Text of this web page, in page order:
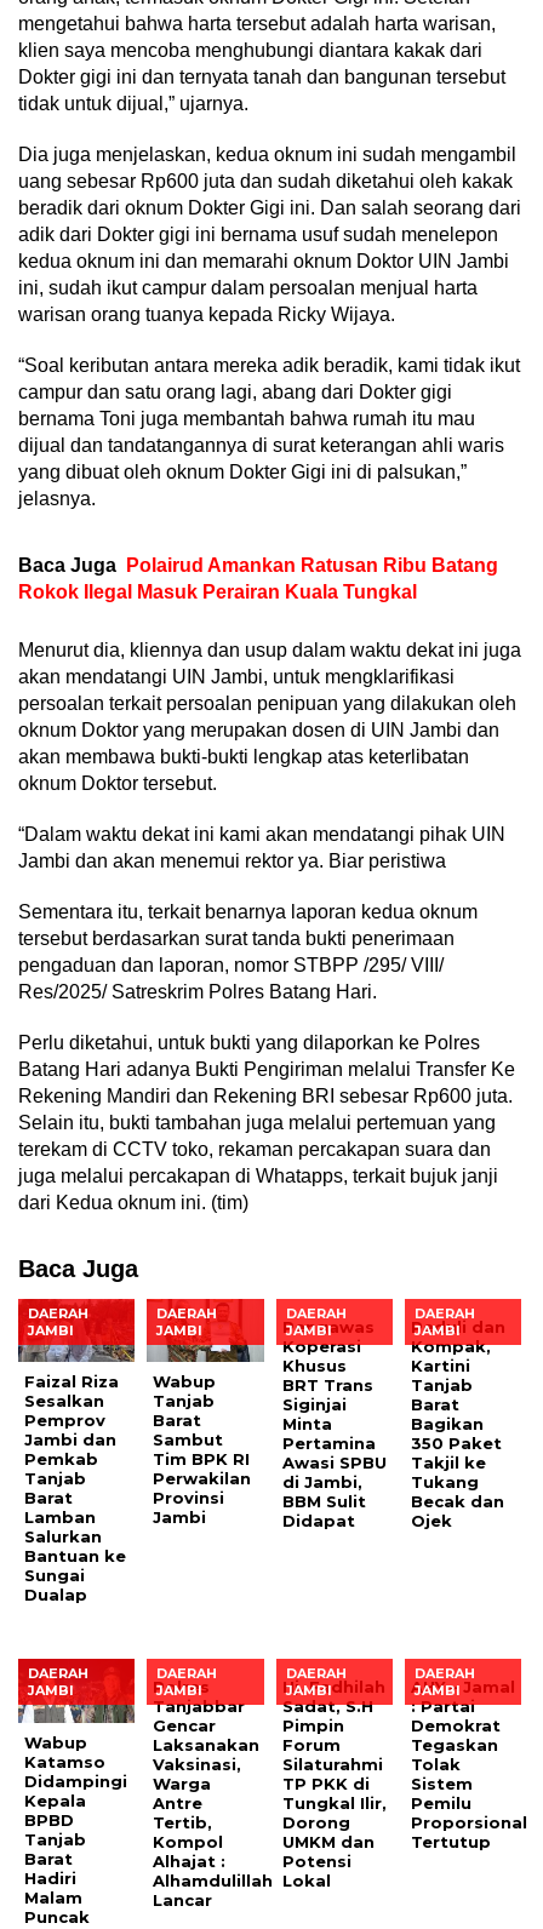
mengetahui bahwa harta tersebut adalah harta warisan,
klien saya mencoba menghubungi diantara kakak dari
Dokter gigi ini dan ternyata tanah dan bangunan tersebut
tidak untuk dijual,” ujarnya.
Dia juga menjelaskan, kedua oknum ini sudah mengambil
uang sebesar Rp600 juta dan sudah diketahui oleh kakak
beradik dari oknum Dokter Gigi ini. Dan salah seorang dari
adik dari Dokter gigi ini bernama usuf sudah menelepon
kedua oknum ini dan memarahi oknum Doktor UIN Jambi
ini, sudah ikut campur dalam persoalan menjual harta
warisan orang tuanya kepada Ricky Wijaya.
“Soal keributan antara mereka adik beradik, kami tidak ikut
campur dan satu orang lagi, abang dari Dokter gigi
bernama Toni juga membantah bahwa rumah itu mau
dijual dan tandatangannya di surat keterangan ahli waris
yang dibuat oleh oknum Dokter Gigi ini di palsukan,”
jelasnya.
Baca Juga
Polairud Amankan Ratusan Ribu Batang
Rokok Ilegal Masuk Perairan Kuala Tungkal
Menurut dia, kliennya dan usup dalam waktu dekat ini juga
akan mendatangi UIN Jambi, untuk mengklarifikasi
persoalan terkait persoalan penipuan yang dilakukan oleh
oknum Doktor yang merupakan dosen di UIN Jambi dan
akan membawa bukti-bukti lengkap atas keterlibatan
oknum Doktor tersebut.
“Dalam waktu dekat ini kami akan mendatangi pihak UIN
Jambi dan akan menemui rektor ya. Biar peristiwa
Sementara itu, terkait benarnya laporan kedua oknum
tersebut berdasarkan surat tanda bukti penerimaan
pengaduan dan laporan, nomor STBPP /295/ VIII/
Res/2025/ Satreskrim Polres Batang Hari.
Perlu diketahui, untuk bukti yang dilaporkan ke Polres
Batang Hari adanya Bukti Pengiriman melalui Transfer Ke
Rekening Mandiri dan Rekening BRI sebesar Rp600 juta.
Selain itu, bukti tambahan juga melalui pertemuan yang
terekam di CCTV toko, rekaman percakapan suara dan
juga melalui percakapan di Whatapps, terkait bujuk janji
dari Kedua oknum ini. (tim)
Baca Juga
DAERAH
JAMBI
Faizal Riza
Sesalkan
Pemprov
Jambi dan
Pemkab
Tanjab
Barat
Lamban
Salurkan
Bantuan ke
Sungai
Dualap
DAERAH
JAMBI
Wabup
Tanjab
Barat
Sambut
Tim BPK RI
Perwakilan
Provinsi
Jambi
DAERAH
JAMBI
Pengawas
Koperasi
Khusus
BRT Trans
Siginjai
Minta
Pertamina
Awasi SPBU
di Jambi,
BBM Sulit
Didapat
DAERAH
JAMBI
Peduli dan
Kompak,
Kartini
Tanjab
Barat
Bagikan
350 Paket
Takjil ke
Tukang
Becak dan
Ojek
DAERAH
JAMBI
Wabup
Katamso
Didampingi
Kepala
BPBD
Tanjab
Barat
Hadiri
Malam
Puncak
DAERAH
JAMBI
Polres
Tanjabbar
Gencar
Laksanakan
Vaksinasi,
Warga
Antre
Tertib,
Kompol
Alhajat :
Alhamdulillah
Lancar
DAERAH
JAMBI
Hj. Fadhilah
Sadat, S.H
Pimpin
Forum
Silaturahmi
TP PKK di
Tungkal Ilir,
Dorong
UMKM dan
Potensi
Lokal
DAERAH
JAMBI
AHY – Jamal
: Partai
Demokrat
Tegaskan
Tolak
Sistem
Pemilu
Proporsional
Tertutup